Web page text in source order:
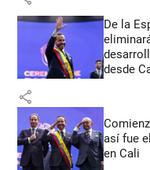
De la
desde
share
así fue
en Cali